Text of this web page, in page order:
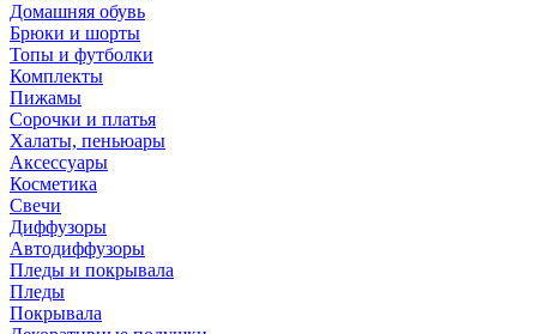
Домашняя обувь
Брюки и шорты
Топы и футболки
Комплекты
Пижамы
Сорочки и платья
Халаты, пеньюары
Аксессуары
Косметика
Свечи
Диффузоры
Автодиффузоры
Пледы и покрывала
Пледы
Покрывала